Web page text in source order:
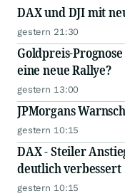
DAX und DJI mit
gestern 21:30
Goldpreis-
eine neue Rallye?
gestern 13:00
JPMorgans
gestern 10:15
DAX - Steiler
deutlich verbessert
gestern 10:15